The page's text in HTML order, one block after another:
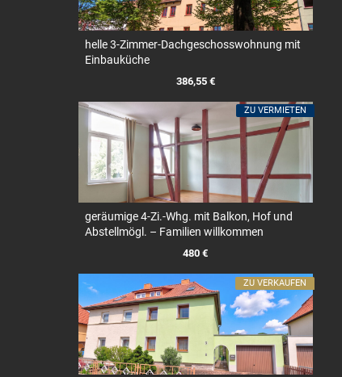
helle 3-Zimmer-Dachgeschosswohnung mit
Einbauküche
386,55 €
geräumige 4-Zi.-Whg. mit Balkon, Hof und
Abstellmögl. – Familien willkommen
480 €
ZU VERMIETEN
ZU VERKAUFEN